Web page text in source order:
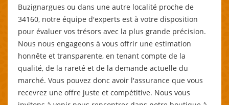
Buzignargues ou dans une autre localité proche de
34160, notre équipe d'experts est à votre disposition
pour évaluer vos trésors avec la plus grande précision.
Nous nous engageons à vous offrir une estimation
honnête et transparente, en tenant compte de la
qualité, de la rareté et de la demande actuelle du
marché. Vous pouvez donc avoir l'assurance que vous
recevrez une offre juste et compétitive. Nous vous